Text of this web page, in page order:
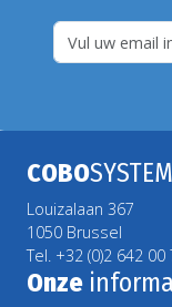
COBO
Louizalaan 367
1050 Brussel
Tel. +32 (0)2 642 00
Onze